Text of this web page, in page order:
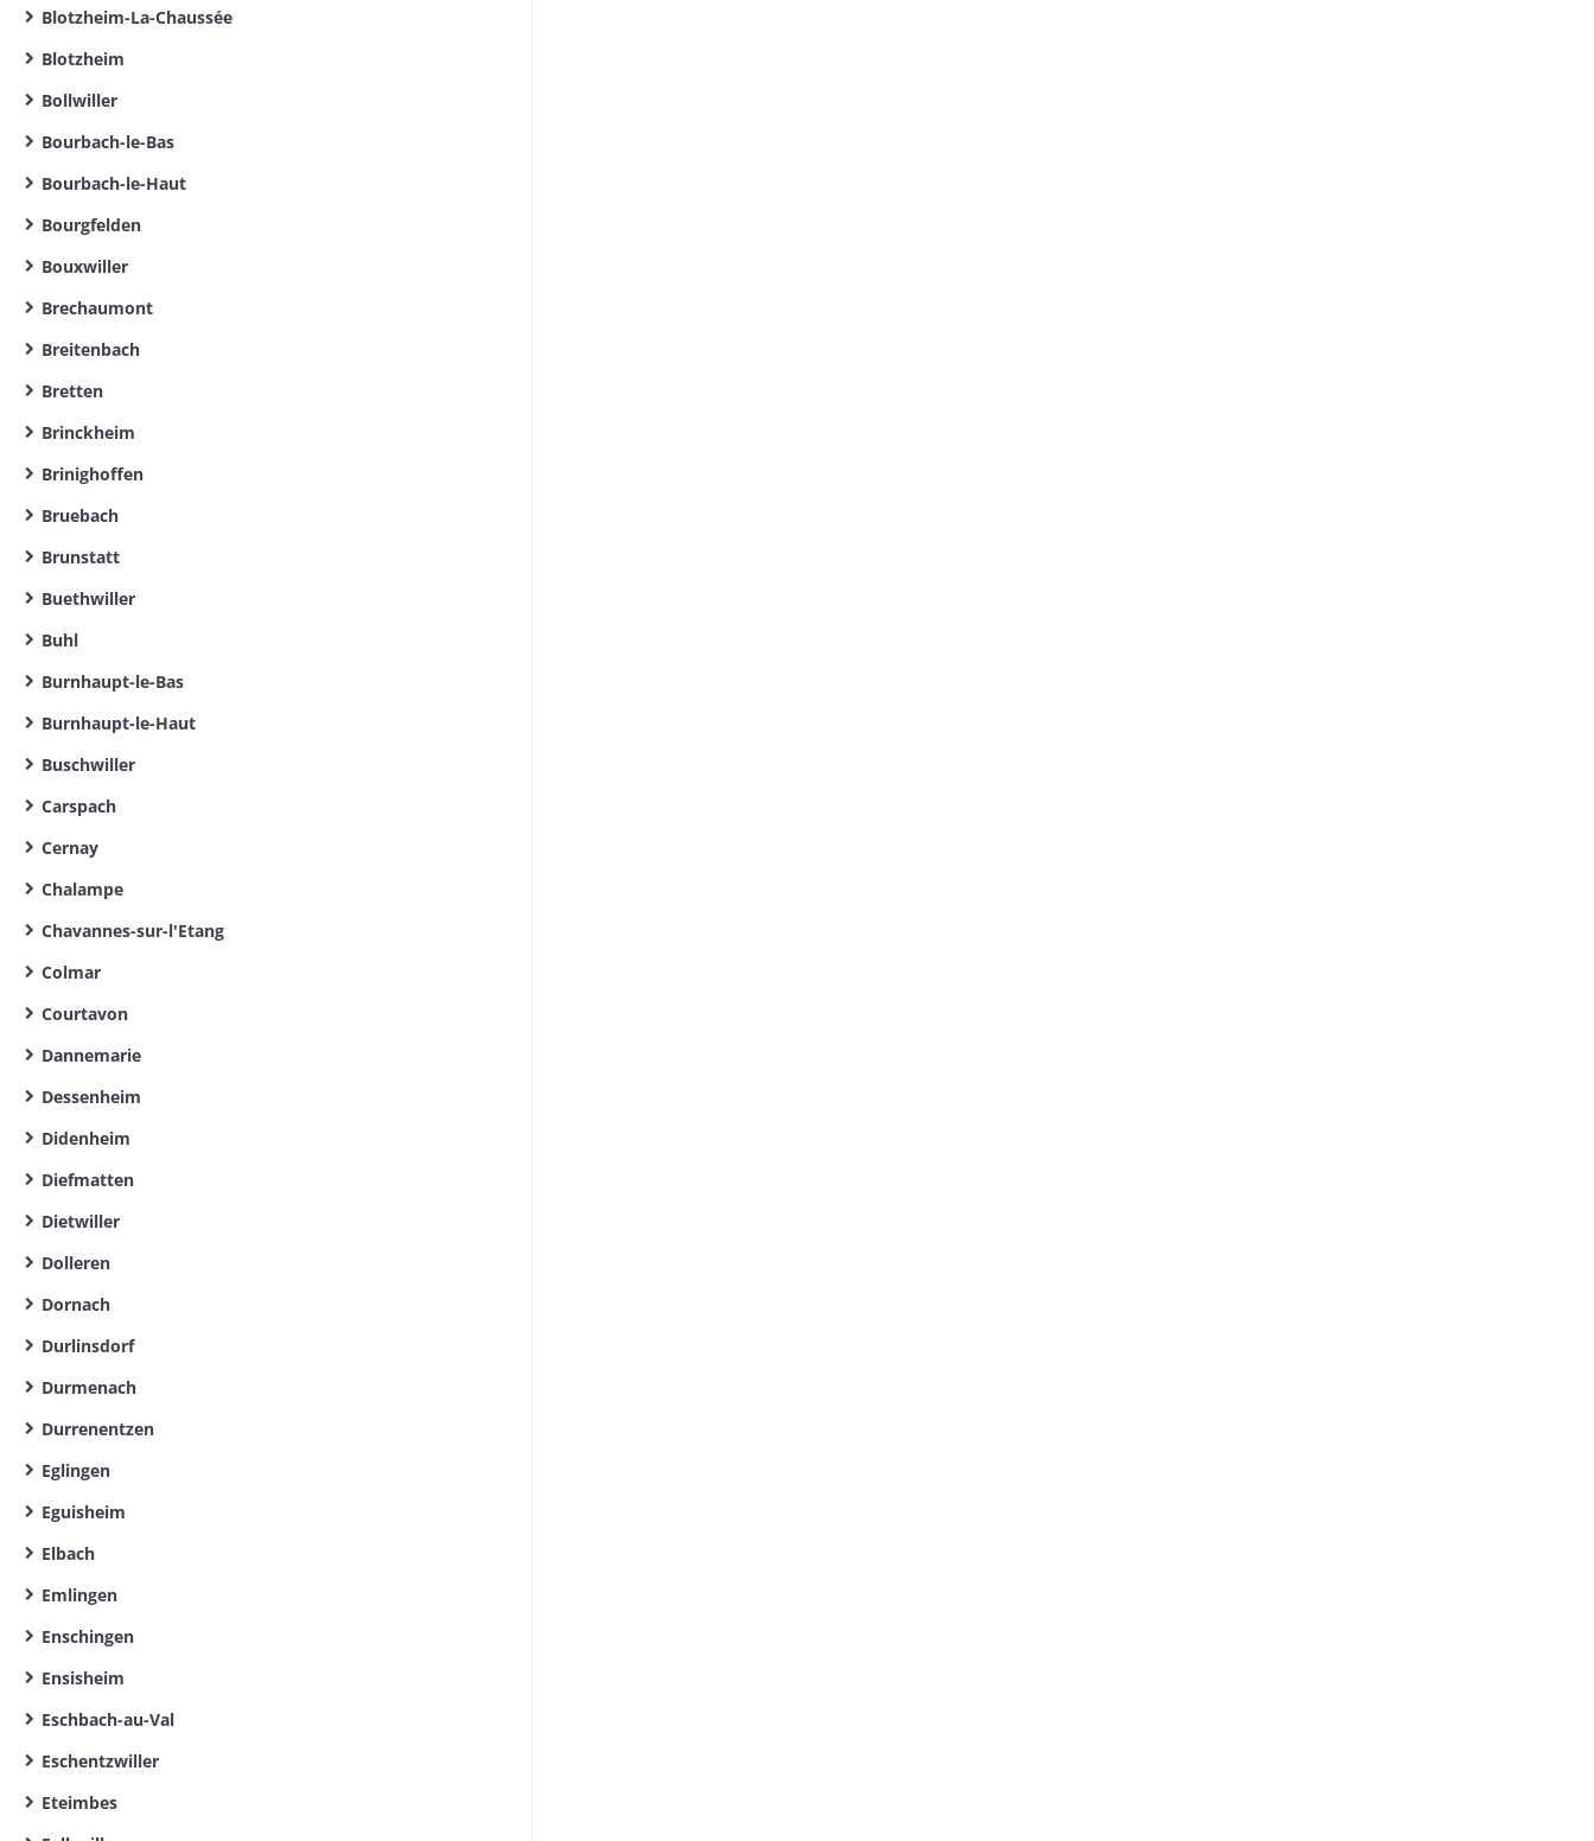
Blotzheim-La-Chaussée
Blotzheim
Bollwiller
Bourbach-le-Bas
Bourbach-le-Haut
Bourgfelden
Bouxwiller
Brechaumont
Breitenbach
Bretten
Brinckheim
Brinighoffen
Bruebach
Brunstatt
Buethwiller
Buhl
Burnhaupt-le-Bas
Burnhaupt-le-Haut
Buschwiller
Carspach
Cernay
Chalampe
Chavannes-sur-l'Etang
Colmar
Courtavon
Dannemarie
Dessenheim
Didenheim
Diefmatten
Dietwiller
Dolleren
Dornach
Durlinsdorf
Durmenach
Durrenentzen
Eglingen
Eguisheim
Elbach
Emlingen
Enschingen
Ensisheim
Eschbach-au-Val
Eschentzwiller
Eteimbes